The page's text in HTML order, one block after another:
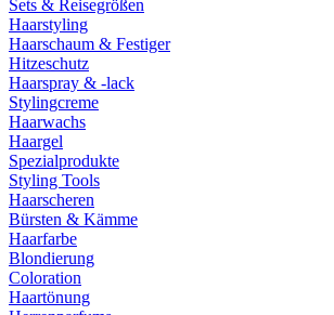
Sets & Reisegrößen
Haarstyling
Haarschaum & Festiger
Hitzeschutz
Haarspray & -lack
Stylingcreme
Haarwachs
Haargel
Spezialprodukte
Styling Tools
Haarscheren
Bürsten & Kämme
Haarfarbe
Blondierung
Coloration
Haartönung